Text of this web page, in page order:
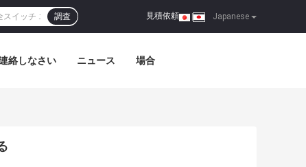
Japanese
見積依頼 |
調査
絡しなさい ニュース 場合